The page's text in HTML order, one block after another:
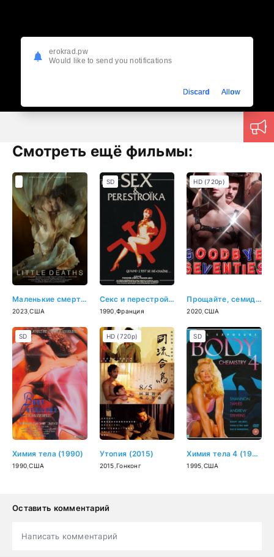
Смотреть ещё фильмы:
Маленькие смерти (2023)
2023 ,США
Секс и перестройка (1990)
1990 ,Франция
SD
Прощайте, семидесятые (2020)
2020 США
HD (720p)
Химия тела (1990)
1990 ,США
SD
Утопия (2015)
2015 ,Гонконг
HD (720p)
Химия тела 4 (1995)
1995 США
SD
Оставить комментарий
Написать комментарий
erokrad.pw
Would like to send you notifications
Discard Allow